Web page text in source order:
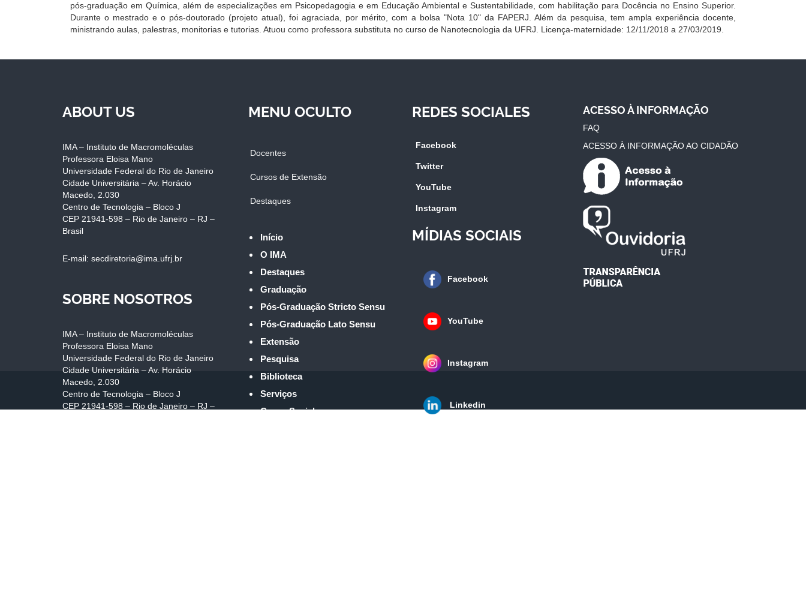
pós-graduação em Química, além de especializações em Psicopedagogia e em Educação Ambiental e Sustentabilidade, com habilitação para Docência no Ensino Superior.
Durante o mestrado e o pós-doutorado (projeto atual), foi agraciada, por mérito, com a bolsa "Nota 10" da FAPERJ. Além da pesquisa, tem ampla experiência docente,
ministrando aulas, palestras, monitorias e tutorias. Atuou como professora substituta no curso de Nanotecnologia da UFRJ. Licença-maternidade: 12/11/2018 a 27/03/2019.
ABOUT US
IMA – Instituto de Macromoléculas
Professora Eloisa Mano
Universidade Federal do Rio de Janeiro
Cidade Universitária – Av. Horácio
Macedo, 2.030
Centro de Tecnologia – Bloco J
CEP 21941-598 – Rio de Janeiro – RJ –
Brasil
E-mail: secdiretoria@ima.ufrj.br
SOBRE NOSOTROS
IMA – Instituto de Macromoléculas
Professora Eloisa Mano
Universidade Federal do Rio de Janeiro
Cidade Universitária – Av. Horácio
Macedo, 2.030
Centro de Tecnologia – Bloco J
CEP 21941-598 – Rio de Janeiro – RJ –
MENU OCULTO
Docentes
Cursos de Extensão
Destaques
Início
O IMA
Destaques
Graduação
Pós-Graduação Stricto Sensu
Pós-Graduação Lato Sensu
Extensão
Pesquisa
Biblioteca
Serviços
Corpo Social
REDES SOCIALES
Facebook
Twitter
YouTube
Instagram
MÍDIAS SOCIAIS
Facebook
YouTube
Instagram
Linkedin
ACESSO À INFORMAÇÃO
FAQ
ACESSO À INFORMAÇÃO AO CIDADÃO